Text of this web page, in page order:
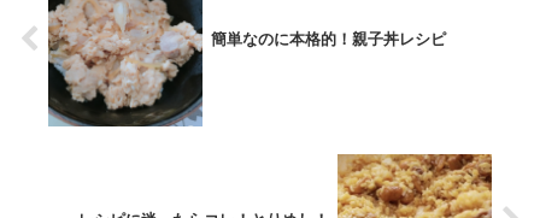
簡単なのに本格的！親子丼レシピ